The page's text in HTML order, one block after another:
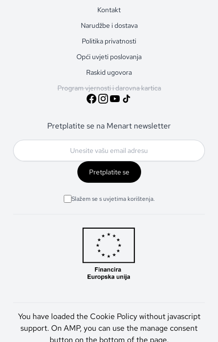
Kontakt
Narudžbe i dostava
Politika privatnosti
Opći uvjeti poslovanja
Raskid ugovora
Program vjernosti i darovna kartica
Pretplatite se na Menart newsletter
Pretplatite se
Slažem se s uvjetima korištenja.
You have loaded the Cookie Policy without javascript
support. On AMP, you can use the manage consent